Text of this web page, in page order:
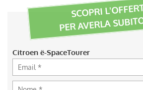
SCOPRI
PER AVERLA
Citroen ë-SpaceTourer